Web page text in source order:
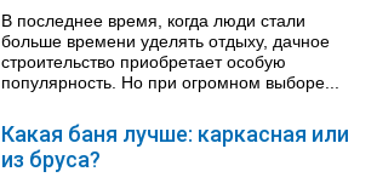
В последнее время, когда люди стали
больше времени уделять отдыху, дачное
строительство приобретает особую
популярность. Но при огромном выборе...
Какая баня лучше: каркасная или
из бруса?